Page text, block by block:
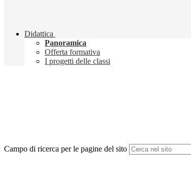
Didattica
Panoramica
Offerta formativa
I progetti delle classi
Campo di ricerca per le pagine del sito